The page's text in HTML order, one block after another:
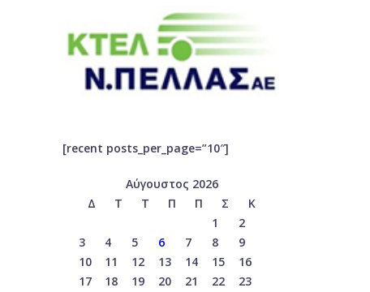
[recent posts_per_page=”10″]
Αύγουστος 2026
Δ
Τ Τ Π Π Σ
Κ
1
2
3
4 5 6 7 8
9
10
11 12 13 14 15
16
17
18 19 20 21 22
23